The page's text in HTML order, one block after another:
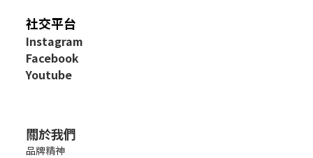
社交平台
Instagram
Facebook
Youtube
關於我們
品牌精神